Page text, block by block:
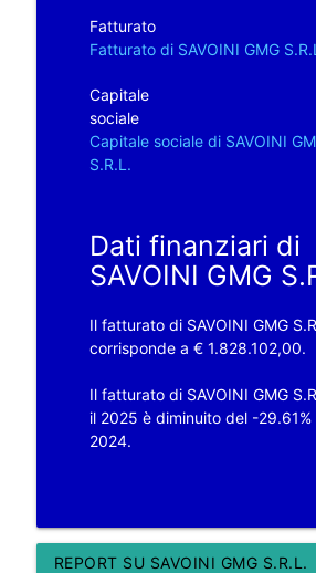
Fatturato
Fatturato di SAVOINI GMG
Capitale
sociale
Capitale sociale di SAVOINI
S.R.L.
Dati finanziari di
SAVOINI GMG
Il fatturato di SAVOINI GMG
corrisponde a € 1.828.102,00.
Il fatturato di SAVOINI GMG
il 2025 è diminuito del -
2024.
REPORT SU SAVOINI GMG S.R.L.